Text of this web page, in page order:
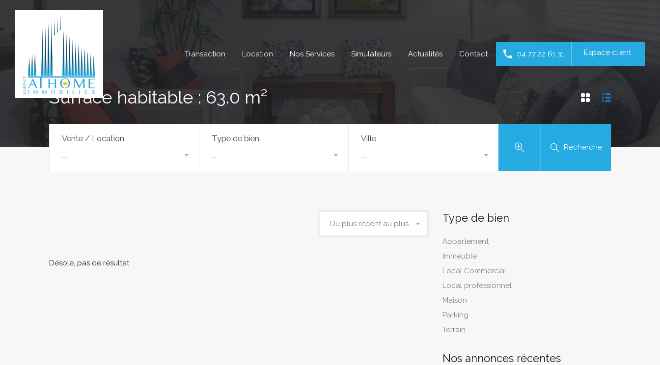
Transaction Location Nos Services Simulateurs Actualités Contact 04 77 22 61 31 Espace client
Surface habitable : 63.0 m²
Vente / Location Type de bien Ville
Recherche
Du plus récent au plus ancien
Désolé, pas de résultat
Type de bien
Appartement
Immeuble
Local Commercial
Local professionnel
Maison
Parking
Terrain
Nos annonces récentes